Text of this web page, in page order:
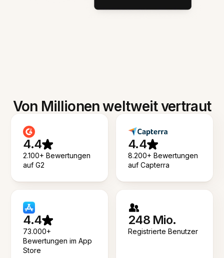
Von Millionen weltweit vertraut
4.4
2.100+ Bewertungen
auf G2
4.4
8.200+ Bewertungen
auf Capterra
4.4
73.000+
Bewertungen im App
Store
248 Mio.
Registrierte Benutzer